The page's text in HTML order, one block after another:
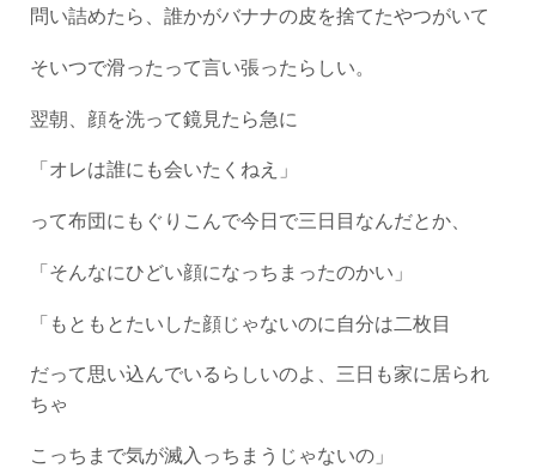
問い詰めたら、誰かがバナナの皮を捨てたやつがいて
そいつで滑ったって言い張ったらしい。
翌朝、顔を洗って鏡見たら急に
「オレは誰にも会いたくねえ」
って布団にもぐりこんで今日で三日目なんだとか、
「そんなにひどい顔になっちまったのかい」
「もともとたいした顔じゃないのに自分は二枚目
だって思い込んでいるらしいのよ、三日も家に居られ
ちゃ
こっちまで気が滅入っちまうじゃないの」